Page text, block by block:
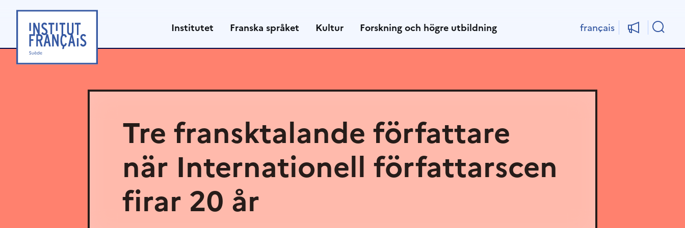
innehåll
Institutet Franska språket Kultur Forskning och högre utbildning français Sök
Tre fransktalande författare
när Internationell författarscen
firar 20 år